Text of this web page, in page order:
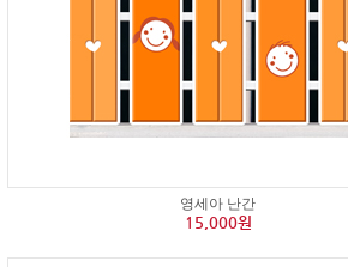
영세아 난간
15,000원